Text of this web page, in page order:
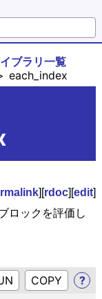
ブラリ一覧
each_index
][rdoc][edit]
ロックを評価し
?